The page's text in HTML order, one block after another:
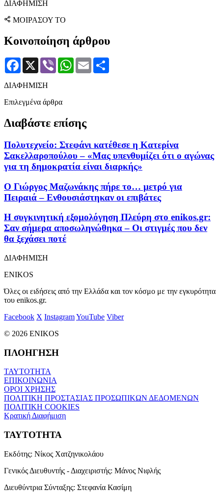
ΔΙΑΦΗΜΙΣΗ
ΜΟΙΡΑΣΟΥ ΤΟ
Κοινοποίηση άρθρου
Facebook
X Viber WhatsApp
Email
ΔΙΑΦΗΜΙΣΗ
Επιλεγμένα άρθρα
Διαβάστε επίσης
Πολυτεχνείο: Στεφάνι κατέθεσε η Κατερίνα
Σακελλαροπούλου – «Μας υπενθυμίζει ότι ο αγώνας
για τη δημοκρατία είναι διαρκής»
Ο Γιώργος Μαζωνάκης πήρε το… μετρό για
Πειραιά – Ενθουσιάστηκαν οι επιβάτες
Η συγκινητική εξομολόγηση Πλεύρη στο enikos.gr:
Σαν σήμερα αποσωληνώθηκα – Οι στιγμές που δεν
θα ξεχάσει ποτέ
ΔΙΑΦΗΜΙΣΗ
ENIKOS
Όλες οι ειδήσεις από την Ελλάδα και τον κόσμο με την εγκυρότητα
του enikos.gr.
Facebook X InstagramYouTube Viber
© 2026 ENIKOS
ΠΛΟΗΓΗΣΗ
ΤΑΥΤΟΤΗΤΑ
ΕΠΙΚΟΙΝΩΝΙΑ
ΟΡΟΙ ΧΡΗΣΗΣ
ΠΟΛΙΤΙΚΗ ΠΡΟΣΤΑΣΙΑΣ ΠΡΟΣΩΠΙΚΩΝ ΔΕΔΟΜΕΝΩΝ
ΠΟΛΙΤΙΚΗ COOKIES
Κρατική Διαφήμιση
ΤΑΥΤΟΤΗΤΑ
Εκδότης: Νίκος Χατζηνικολάου
Γενικός Διευθυντής - Διαχειριστής: Μάνος Νιφλής
Διευθύντρια Σύνταξης: Στεφανία Κασίμη